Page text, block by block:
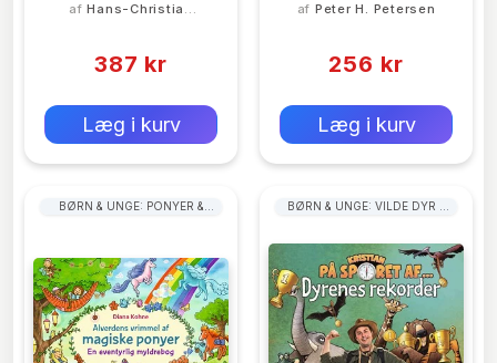
Du Dyrenes Lyde?
afHans-Christian
387 kr
Læg i kurv
af Peter H. Petersen
256 kr
Læg i kurv
BØRN & UNGE: PONYER &
BØRN & UNGE: VILDE DYR &